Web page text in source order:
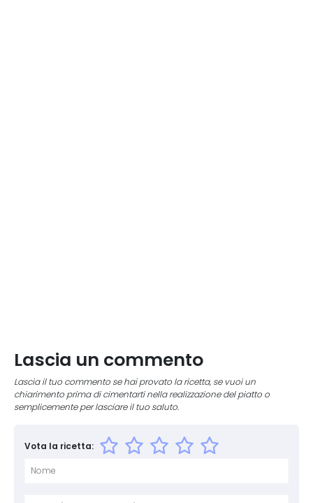
Lascia un commento
Lascia il tuo commento se hai provato la ricetta, se vuoi un
chiarimento prima di cimentarti nella realizzazione del piatto o
semplicemente per lasciare il tuo saluto.
Vota la ricetta: